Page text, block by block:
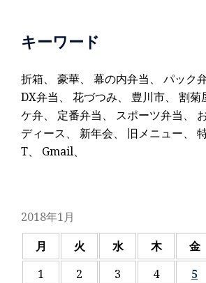
キーワード
折箱、 豪華、 幕の内弁当、 パック
DX弁当、 花づつみ、 豊川市、 割菊
ケ弁、 定番弁当、 スポーツ弁当、
ディース、 新年会、 旧メニュー、
T、 Gmail、
2018年1月
月
火 水 木 金
1
2 3 4 5